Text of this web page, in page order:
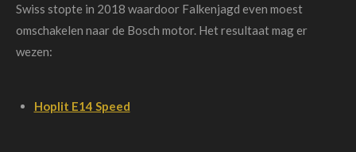
Swiss stopte in 2018 waardoor Falkenjagd even moest
omschakelen naar de Bosch motor. Het resultaat mag er
wezen:
Hoplit E14 Speed